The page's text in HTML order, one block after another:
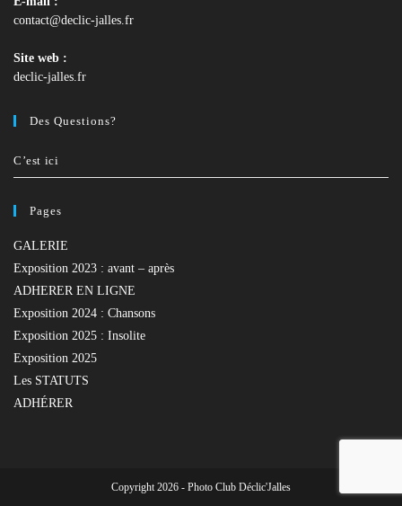
contact@declic-jalles.frS’ouvre
Site web :
declic-jalles.fr
Des Questions?
C’est ici
Pages
GALERIE
Exposition 2023 : avant – après
ADHERER EN LIGNE
Exposition 2024 : Chansons
Exposition 2025 : Insolite
Exposition 2025
Les STATUTS
ADHÉRER
Copyright 2026 - Photo Club Déclic'Jalles